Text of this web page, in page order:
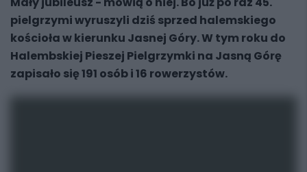
pielgrzymi wyruszyli dziś sprzed halemskiego
kościoła w kierunku Jasnej Góry. W tym roku do
Halembskiej Pieszej Pielgrzymki na Jasną Górę
zapisało się 191 osób i 16 rowerzystów.